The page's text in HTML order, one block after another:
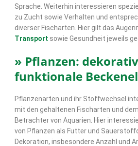
Sprache. Weiterhin interessieren
zu Zucht sowie Verhalten und
diverser Fischarten. Hier gilt das
Transport sowie Gesundheit jeweils
» Pflanzen:
funktionale
Pflanzenarten und ihr Stoffwechsel
mit den gehaltenen Fischarten und
Betrachter von Aquarien. Hier
von Pflanzen als Futter und
Dekoration, insbesondere Anzahl und